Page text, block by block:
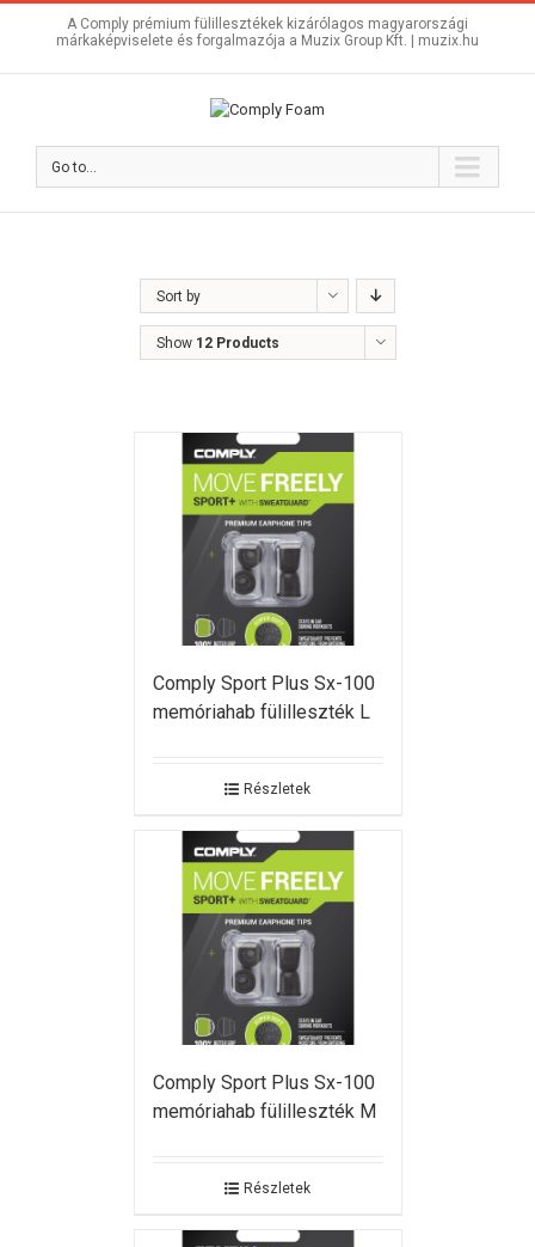
A Comply prémium fülillesztékek kizárólagos magyarországi
márkaképviselete és forgalmazója a Muzix Group Kft. | muzix.hu
Go to...
Sort by
Show 12 Products
Comply Sport Plus Sx-100
memóriahab fülilleszték L
Részletek
Comply Sport Plus Sx-100
memóriahab fülilleszték M
Részletek